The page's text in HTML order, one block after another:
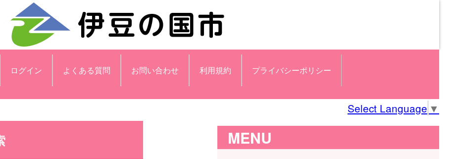
ログイン よくある質問 お問い合わせ 利用規約 プライバシーポリシー
Select Language ▼
MENU